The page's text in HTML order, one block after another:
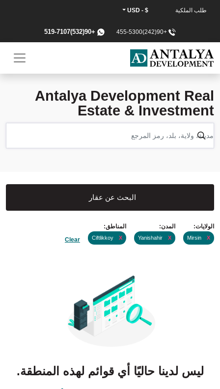
طلب الملكية $ - USD
+90(242)455-5300
+90(532)519-7107
Antalya Development Real
Estate & Investment
البحث عن عقار
الولايات:
Mirsin X
المدن:
Yanishahir X
المناطق:
Ciftlikkoy X
Clear
ليس لدينا حاليًا أي قوائم لهذه المنطقة.